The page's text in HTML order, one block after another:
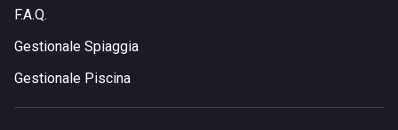
vuol fermarsi ai Bagni Oasis per una giornata di mare può
prendere il casello di Sanremo
F.A.Q.
Gestionale Spiaggia
Gestionale Piscina